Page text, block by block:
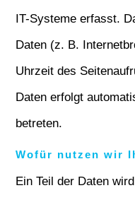
IT-Systeme erfasst.
Daten (z. B.
Uhrzeit des
Daten erfolgt
betreten.
Wofür nutzen wir
Ein Teil der Daten